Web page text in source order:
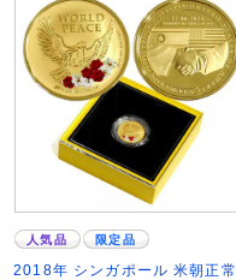
人気品 限定品
2018年 シンガポール 米朝正常